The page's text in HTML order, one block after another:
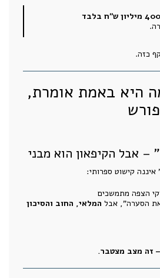
400 מיליון ש״ח בלבד
כזה.
היא באמת אומרת,
– אבל הקיפאון הוא מבני
איננה קישוט ספרותי:
הצפה מתמשכים
הסערה”, אבל המלאי, החוב והסיכון
זה מצב מצטבר.